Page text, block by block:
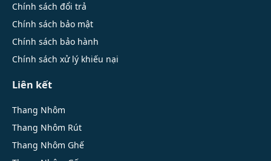
Chính sách đổi trả
Chính sách bảo mật
Chính sách bảo hành
Chính sách xử lý khiếu nại
Liên kết
Thang Nhôm
Thang Nhôm Rút
Thang Nhôm Ghế